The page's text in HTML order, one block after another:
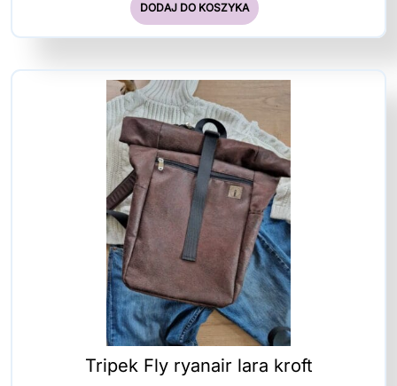
DODAJ DO KOSZYKA
Tripek Fly ryanair lara kroft